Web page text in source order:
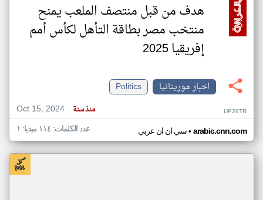
هدف من قبل منتصف الملعب يمنح
منتخب مصر بطاقة التأهل لكأس أمم
إفريقيا 2025
اخبار موريتانيا
Politics
Oct 15, 2024
منذ سنة UP28TR
سي ان ان عربي• arabic.cnn.com عدد الكلمات: ١١٤ ميديا: ١